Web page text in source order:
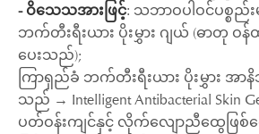
- ဝိသေသအားဖြင့်: သဘာဝပါဝင်ပစ္စည်
ဘက်တီးရီးယား ပိုးမွှား ဂျယ် (ဓာတု ဝန်
ပေးသည်);
ကြာရှည်ခံ ဘက်တီးရီးယား ပိုးမွှား အ
သည် → Intelligent Antibacterial Skin
ပတ်ဝန်းကျင်နှင့် လိုက်လျောညီထွေဖြစ်